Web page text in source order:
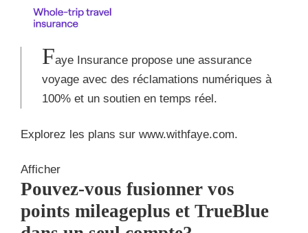
Faye Insurance propose une assurance
voyage avec des réclamations numériques à
100% et un soutien en temps réel.
Explorez les plans sur www.withfaye.com.
Afficher
Pouvez-vous fusionner vos
points mileageplus et TrueBlue